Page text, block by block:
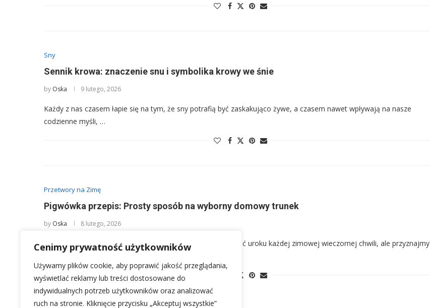
Cenimy prywatność użytkowników
Używamy plików cookie, aby poprawić jakość przeglądania,
wyświetlać reklamy lub treści dostosowane do
indywidualnych potrzeb użytkowników oraz analizować
ruch na stronie. Kliknięcie przycisku „Akceptuj wszystkie”
Sny
Sennik krowa: znaczenie snu i symbolika krowy we śnie
by Oska 9 lutego, 2026
Każdy z nas czasem łapie się na tym, że sny potrafią być zaskakująco żywe, a czasem nawet wpływają na nasze
codzienne myśli, …
Przetwory na Zimę
Pigwówka przepis: Prosty sposób na wyborny domowy trunek
by Oska 8 lutego, 2026
Domowa pigwówka to prawdziwy rarytas, który potrafi dodać uroku każdej zimowej wieczornej chwili, ale przyznajmy
szczerze – przygotowanie jej od podstaw bywa …